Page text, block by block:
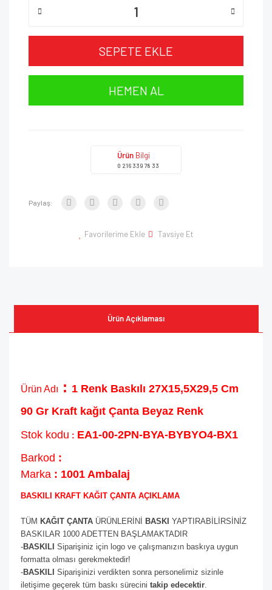
SEPETE EKLE
HEMEN AL
Ürün Bilgi
0 216 339 78 33
Paylaş:
Favorilerime Ekle Tavsiye Et
Ürün Açıklaması
Ürün Adı : 1 Renk Baskılı 27X15,5X29,5 Cm
90 Gr Kraft kağıt Çanta Beyaz Renk
Stok kodu : EA1-00-2PN-BYA-BYBYO4-BX1
Barkod :
Marka : 1001 Ambalaj
BASKILI KRAFT KAĞIT ÇANTA AÇIKLAMA
TÜM KAĞIT ÇANTA ÜRÜNLERİNİ BASKI YAPTIRABİLİRSİNİZ
BASKILAR 1000 ADETTEN BAŞLAMAKTADIR
-BASKILI Siparişiniz için logo ve çalışmanızın baskıya uygun
formatta olması gerekmektedir!
-BASKILI Siparişinizi verdikten sonra personelimiz sizinle
iletişime geçerek tüm baskı sürecini takip edecektir